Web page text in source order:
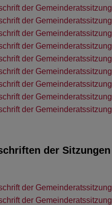
der
der
der
der Gemeinderatssitzung
der Gemeinderatssitzung
der Gemeinderatssitzung
der
der
der
der Sitzungen
der
der